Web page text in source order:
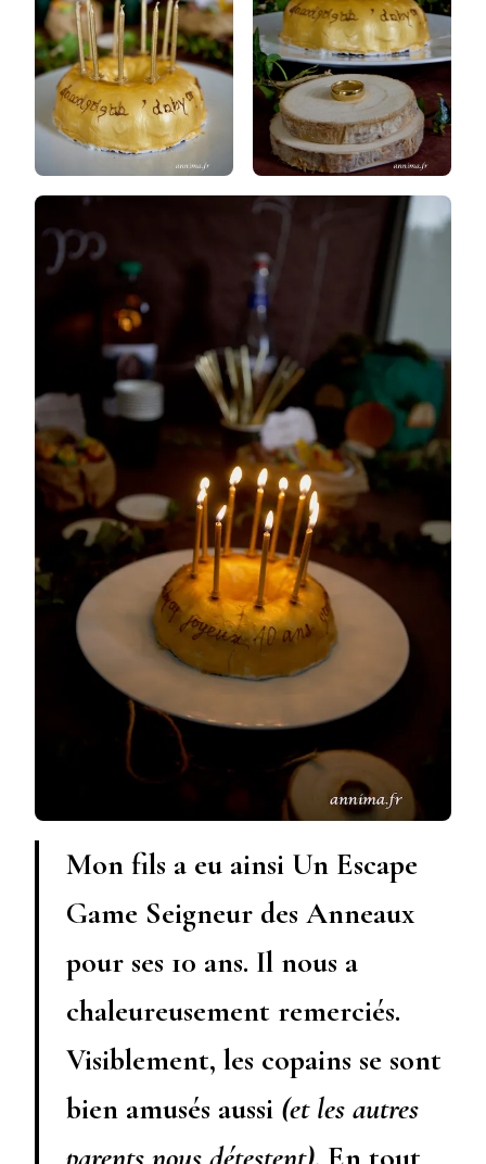
Mon fils a eu ainsi Un Escape
Game Seigneur des Anneaux
pour ses 10 ans. Il nous a
chaleureusement remerciés.
Visiblement, les copains se sont
bien amusés aussi (et les autres